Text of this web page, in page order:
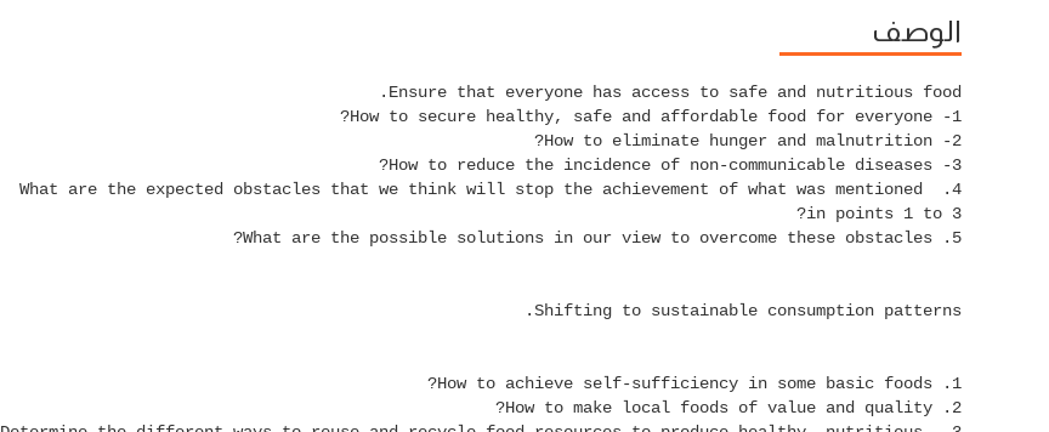
الوصف
4. What are the expected obstacles that we think will stop the achievement of what was mentioned